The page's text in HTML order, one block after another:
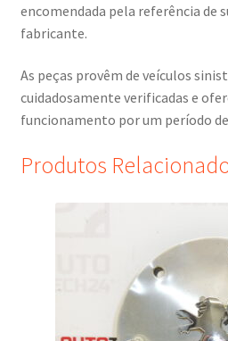
encomendada pela referência de
fabricante.
As peças provêm de veículos
cuidadosamente verificadas e
funcionamento por um período de
Produtos